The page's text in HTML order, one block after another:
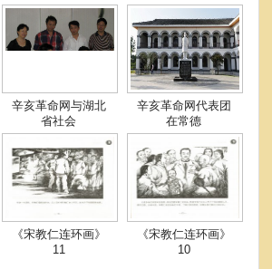
辛亥革命网与湖北
省社会
辛亥革命网代表团
在常德
《宋教仁连环画》
11
《宋教仁连环画》
10